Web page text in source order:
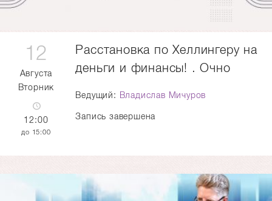
12
Августа
Вторник
12:00
15:00
Расстановка по Хеллингеру на
деньги и финансы! . Очно
Ведущий: Владислав Мичуров
Запись завершена